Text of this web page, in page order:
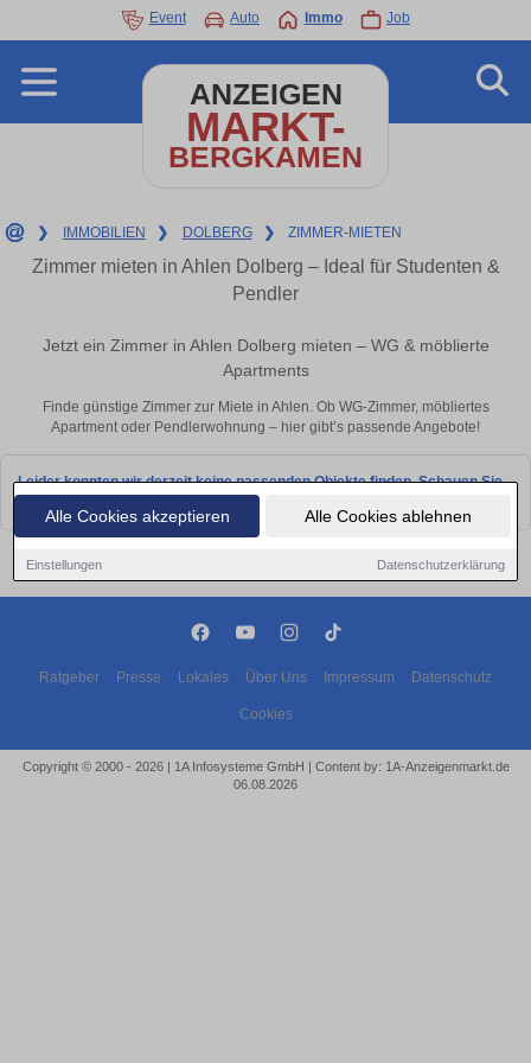
Alle Cookies akzeptieren Alle Cookies ablehnen
Einstellungen Datenschutzerklärung
Event Auto Immo Job
ANZEIGEN
MARKT-
BERGKAMEN
❯ IMMOBILIEN ❯ DOLBERG ❯ ZIMMER-MIETEN
Zimmer mieten in Ahlen Dolberg – Ideal für Studenten &
Pendler
Jetzt ein Zimmer in Ahlen Dolberg mieten – WG & möblierte
Apartments
Finde günstige Zimmer zur Miete in Ahlen. Ob WG-Zimmer, möbliertes
Apartment oder Pendlerwohnung – hier gibt’s passende Angebote!
Leider konnten wir derzeit keine passenden Objekte finden. Schauen Sie
Ratgeber Presse Lokales Über Uns Impressum Datenschutz
Cookies
Copyright © 2000 - 2026 | 1A Infosysteme GmbH | Content by: 1A-Anzeigenmarkt.de
06.08.2026